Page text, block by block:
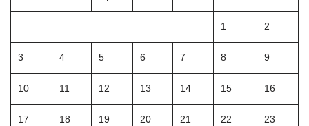
1 2
3 4 5 6 7 8 9
10 11 12 13 14 15 16
17 18 19 20 21 22 23